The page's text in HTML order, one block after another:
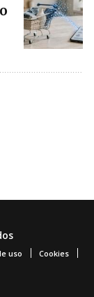
uso Cookies